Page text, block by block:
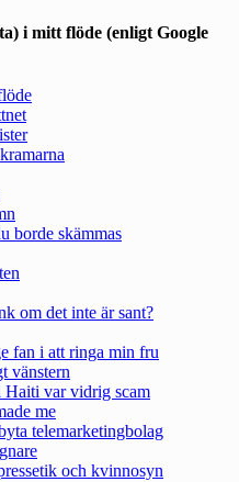
i mitt flöde (enligt Google
borde skämmas
om det inte är sant?
fan i att ringa min fru
vänstern
var vidrig scam
me
telemarketingbolag
och kvinnosyn